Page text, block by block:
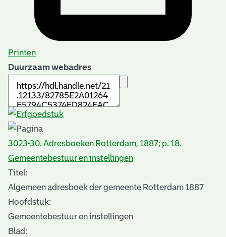
Printen
Duurzaam webadres
3023-30. Adresboeken Rotterdam, 1887; p. 18.
Gemeentebestuur en instellingen
Titel:
Algemeen adresboek der gemeente Rotterdam 1887
Hoofdstuk:
Gemeentebestuur en instellingen
Blad: